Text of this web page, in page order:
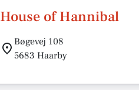
House of Hannibal
Bøgevej 108
5683 Haarby